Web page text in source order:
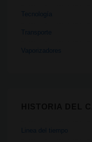
Tecnología
Transporte
Vaporizadores
Linea del tiempo